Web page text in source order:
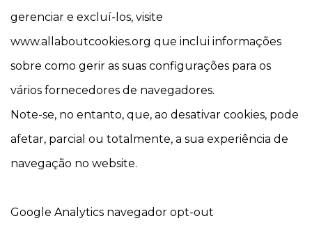
gerenciar e excluí-los, visite
www.allaboutcookies.org que inclui informações
sobre como gerir as suas configurações para os
vários fornecedores de navegadores.
Note-se, no entanto, que, ao desativar cookies, pode
afetar, parcial ou totalmente, a sua experiência de
navegação no website.
Google Analytics navegador opt-out